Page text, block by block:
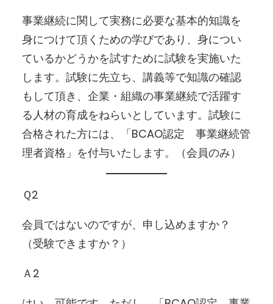
事業継続に関して実務に必要な基本的知識を
身につけて頂くための学びであり、身につい
ているかどうかを試すために試験を実施いた
します。試験に先立ち、講義等で知識の確認
もして頂き、企業・組織の事業継続で活躍す
る人材の育成をねらいとしています。試験に
合格された方には、「BCAO認定 事業継続管
理者資格」を付与いたします。（会員のみ）
Ｑ2
会員ではないのですが、申し込めますか？
（受験できますか？）
Ａ2